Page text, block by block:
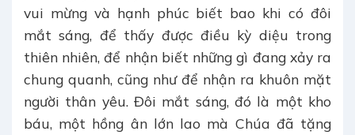
vui mừng và hạnh phúc biết bao khi có đôi
mắt sáng, để thấy được điều kỳ diệu trong
thiên nhiên, để nhận biết những gì đang xảy ra
chung quanh, cũng như để nhận ra khuôn mặt
người thân yêu. Đôi mắt sáng, đó là một kho
báu, một hồng ân lớn lao mà Chúa đã tặng